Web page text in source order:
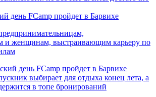
день FCamp пройдет в Барвихе
и женщинам, выстраивающим карьеру по
выбирает для отдыха конец лета, а
в топе бронирований